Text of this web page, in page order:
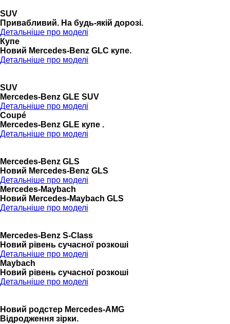
SUV
Привабливий. На будь-якій дорозі.
Детальніше про моделі
Купе
Новий Mercedes-Benz GLС купе.
Детальніше про моделі
SUV
Mercedes-Benz GLE SUV
Детальніше про моделі
Coupé
Mercedes-Benz GLE купе .
Детальніше про моделі
Mercedes-Benz GLS
Новий Mercedes-Benz GLS
Детальніше про моделі
Mercedes-Maybach
Новий Mercedes-Maybach GLS
Детальніше про моделі
Mercedes-Benz S-Class
Новий рівень сучасної розкоші
Детальніше про моделі
Maybach
Новий рівень сучасної розкоші
Детальніше про моделі
Новий родстер Mercedes-AMG
Відродження зірки.